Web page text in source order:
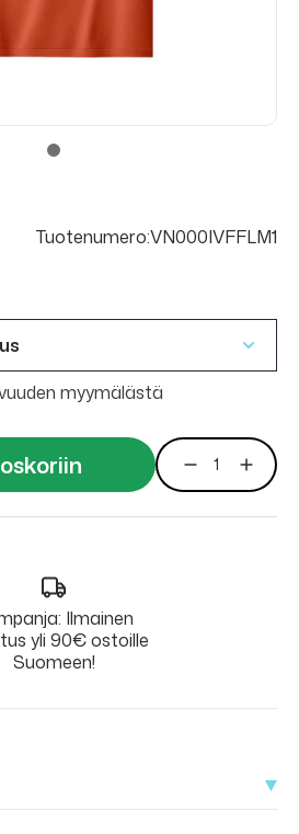
Tuotenumero:VN000IVFFLM1
myymälästä
Ilmainen
yli 90€ ostoille
Suomeen!